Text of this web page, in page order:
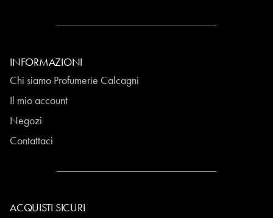
INFORMAZIONI
Chi siamo Profumerie Calcagni
Il mio account
Negozi
Contattaci
ACQUISTI SICURI